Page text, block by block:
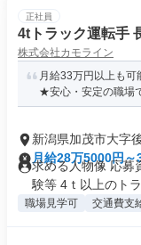
正社員
4tトラック運転手
株式会社カモライン
月給33万円以上も
★安心・安定の職場
新潟県加茂市大字
月給28万5000円～
求める人物像 応募
験等 4ｔ以上のトラ
職場見学可 交通費支